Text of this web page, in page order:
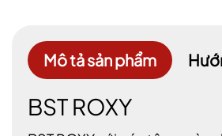
Mô tả sản phẩm
BST ROXY